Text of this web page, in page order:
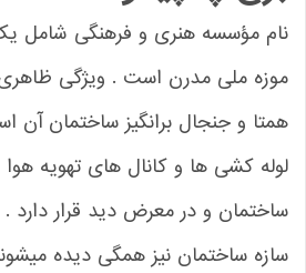
مؤسسه هنری و فرهنگی شامل یک
ملی مدرن است . ویژگی ظاهری
و جنجال برانگیز ساختمان آن
کشی ها و کانال های تهویه هوا و
و در معرض دید قرار دارد .
ساختمان نیز همگی دیده میشوند.